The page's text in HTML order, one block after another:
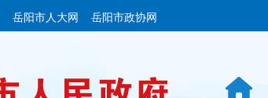
岳阳市人大网 岳阳市政协网